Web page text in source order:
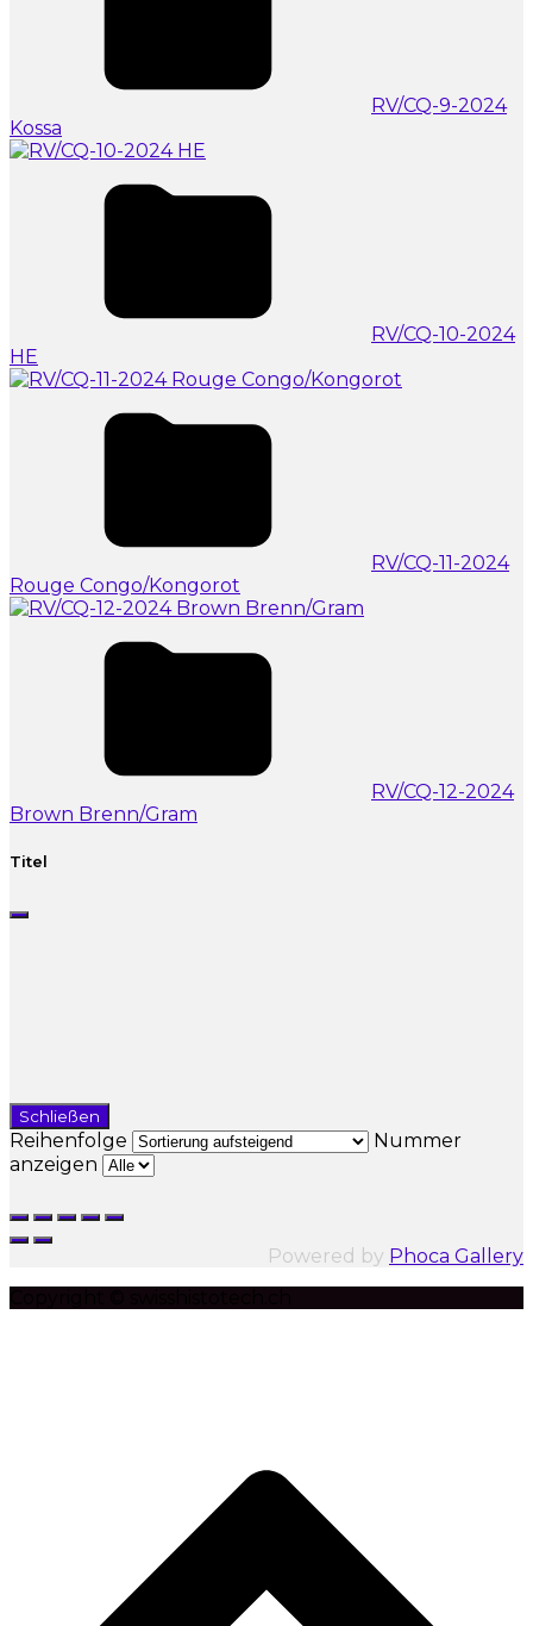
RV/CQ-9-2024
Kossa
RV/CQ-10-2024
HE
RV/CQ-11-2024
Rouge Congo/Kongorot
RV/CQ-12-2024
Brown Brenn/Gram
Titel
Schließen
Reihenfolge
Nummer
anzeigen
Powered by Phoca Gallery